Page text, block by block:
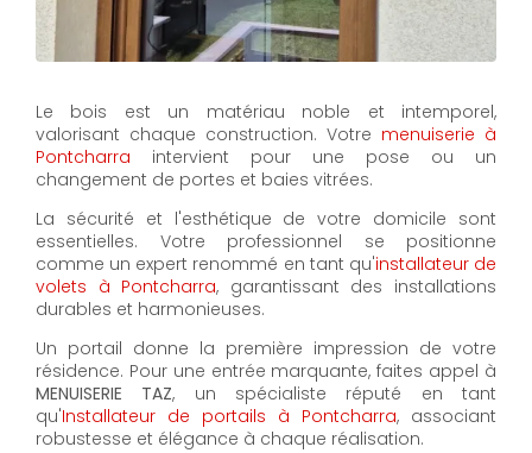
Le bois est un matériau noble et intemporel,
valorisant chaque construction. Votre menuiserie à
Pontcharra intervient pour une pose ou un
changement de portes et baies vitrées.
La sécurité et l'esthétique de votre domicile sont
essentielles. Votre professionnel se positionne
comme un expert renommé en tant qu'installateur de
volets à Pontcharra, garantissant des installations
durables et harmonieuses.
Un portail donne la première impression de votre
résidence. Pour une entrée marquante, faites appel à
MENUISERIE TAZ, un spécialiste réputé en tant
qu'Installateur de portails à Pontcharra, associant
robustesse et élégance à chaque réalisation.